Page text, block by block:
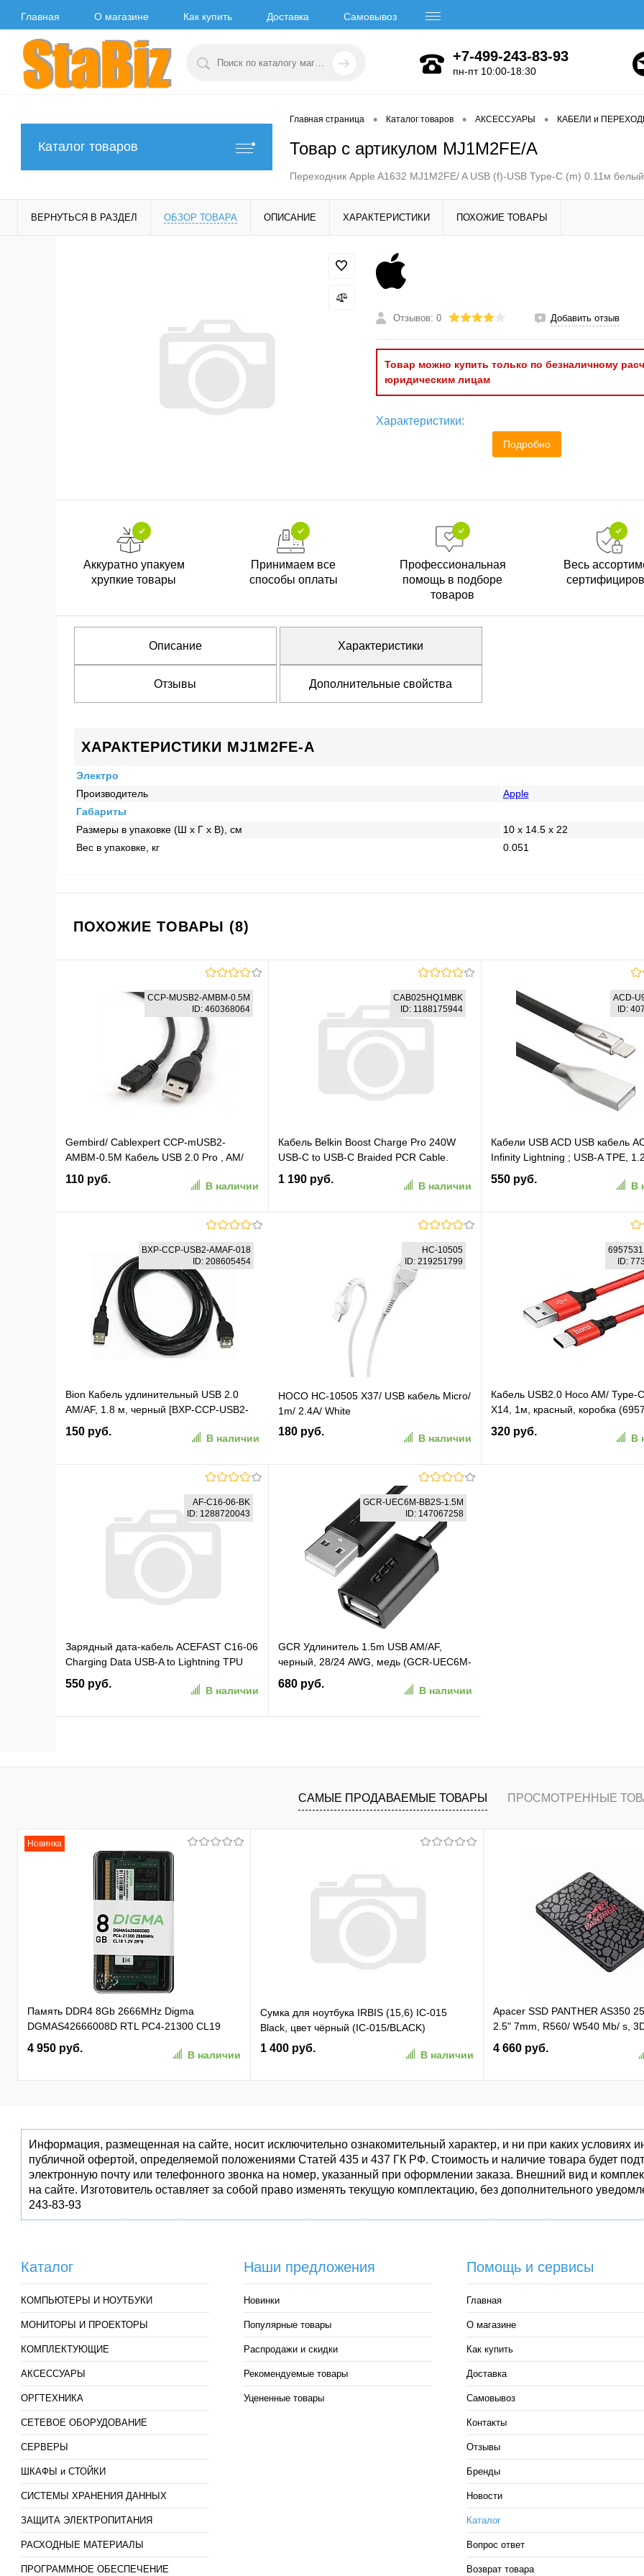
Главная О магазине Как купить Доставка Самовывоз
+7-499-243-83-93
пн-пт 10:00-18:30
Каталог товаров
Главная страница • Каталог товаров • АКСЕССУАРЫ • КАБЕЛИ и
Товар с артикулом MJ1M2FE/A
Переходник Apple A1632 MJ1M2FE/ A USB (f)-USB Type-C (m) 0.11м
ВЕРНУТЬСЯ В РАЗДЕЛ ОБЗОР ТОВАРА ОПИСАНИЕ ХАРАКТЕРИСТИКИ ПОХОЖИЕ ТОВАРЫ
Отзывов: 0 Добавить отзыв
Товар можно купить только по безналичному
юридическим лицам
Характеристики:
Подробно
Аккуратно упакуем
хрупкие товары
Принимаем все
способы оплаты
Профессиональная
помощь в подборе
товаров
Весь
Описание Характеристики
Отзывы Дополнительные свойства
ХАРАКТЕРИСТИКИ MJ1M2FE-A
Электро
Производитель
Apple
Габариты
Размеры в упаковке (Ш x Г x В), см
10 x 14.5 x 22
Вес в упаковке, кг
0.051
ПОХОЖИЕ ТОВАРЫ (8)
CCP-MUSB2-AMBM-0.5M
ID: 460368064
Gembird/ Cablexpert CCP-mUSB2-
AMBM-0.5M Кабель USB 2.0 Pro , AM/
microBM 5P, 0.5м, экран, черный, пакет
110 руб.
В наличии
В корзину
В избранное К сравнению
CAB025HQ1MBK
ID: 1188175944
Кабель Belkin Boost Charge Pro 240W
USB-C to USB-C Braided PCR Cable.
Длина: 1м. Цвет: черный
(CAB025HQ1MBK)
1 190 руб.
В наличии
В избранное К сравнению
ACD-
ID:
Кабели USB ACD USB кабель
Infinity Lightning ; USB-A TPE,
черный (ACD-U922-P5B)
550 руб.
В
В корзину
В избранное К
BXP-CCP-USB2-AMAF-018
ID: 208605454
Bion Кабель удлинительный USB 2.0
AM/AF, 1.8 м, черный [BXP-CCP-USB2-
AMAF-018]
150 руб.
В наличии
В корзину
В избранное К сравнению
HC-10505
ID: 219251799
HOCO HC-10505 X37/ USB кабель Micro/
1m/ 2.4A/ White
180 руб.
В наличии
В корзину
В избранное К сравнению
ID:
Кабель USB2.0 Hoco AM/ Type-
X14, 1м, красный, коробка
062875)
320 руб.
В
AF-C16-06-BK
ID: 1288720043
Зарядный дата-кабель ACEFAST C16-06
Charging Data USB-A to Lightning TPU
Cable. Длина: 2м. Цвет: черный (AF-
C16-06-BK)
550 руб.
В наличии
GCR-UEC6M-BB2S-1.5M
ID: 147067258
GCR Удлинитель 1.5m USB AM/AF,
черный, 28/24 AWG, медь (GCR-UEC6M-
BB2S-1.5M)
680 руб.
В наличии
В избранное К сравнению
САМЫЕ ПРОДАВАЕМЫЕ ТОВАРЫ ПРОСМОТРЕННЫЕ
Новинка
Память DDR4 8Gb 2666MHz Digma
DGMAS42666008D RTL PC4-21300 CL19
SO-DIMM 260-pin 1.2В dual rank Ret
4 950 руб.
В наличии
Сумка для ноутбука IRBIS (15,6) IC-015
Black, цвет чёрный (IC-015/BLACK)
1 400 руб.
В наличии
Apacer SSD PANTHER AS350
2.5" 7mm, R560/ W540 Mb/ s,
81K/ 74K, MTBF 1,5M, 180TBW,
(AP256GAS350-1)
4 660 руб.
Информация, размещенная на сайте, носит исключительно ознакомительный характер, и ни при каких
публичной офертой, определяемой положениями Статей 435 и 437 ГК РФ. Стоимость и наличие товара будет
электронную почту или телефонного звонка на номер, указанный при оформлении заказа. Внешний вид и
на сайте. Изготовитель оставляет за собой право изменять текущую комплектацию, без дополнительного
243-83-93
Каталог
КОМПЬЮТЕРЫ И НОУТБУКИ
МОНИТОРЫ И ПРОЕКТОРЫ
КОМПЛЕКТУЮЩИЕ
АКСЕССУАРЫ
ОРГТЕХНИКА
СЕТЕВОЕ ОБОРУДОВАНИЕ
СЕРВЕРЫ
ШКАФЫ и СТОЙКИ
СИСТЕМЫ ХРАНЕНИЯ ДАННЫХ
ЗАЩИТА ЭЛЕКТРОПИТАНИЯ
РАСХОДНЫЕ МАТЕРИАЛЫ
ПРОГРАММНОЕ ОБЕСПЕЧЕНИЕ
Наши предложения
Новинки
Популярные товары
Распродажи и скидки
Рекомендуемые товары
Уцененные товары
Помощь и сервисы
Главная
О магазине
Как купить
Доставка
Самовывоз
Контакты
Отзывы
Бренды
Новости
Каталог
Вопрос ответ
Возврат товара